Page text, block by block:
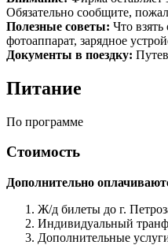
Обязательно сообщите,
Полезные советы: Что
фотоаппарат, зарядное
Документы в поездку:
Питание
По программе
Стоимость
Дополнительно
Ж/д билеты до г.
Индивидуальный
Дополнительные